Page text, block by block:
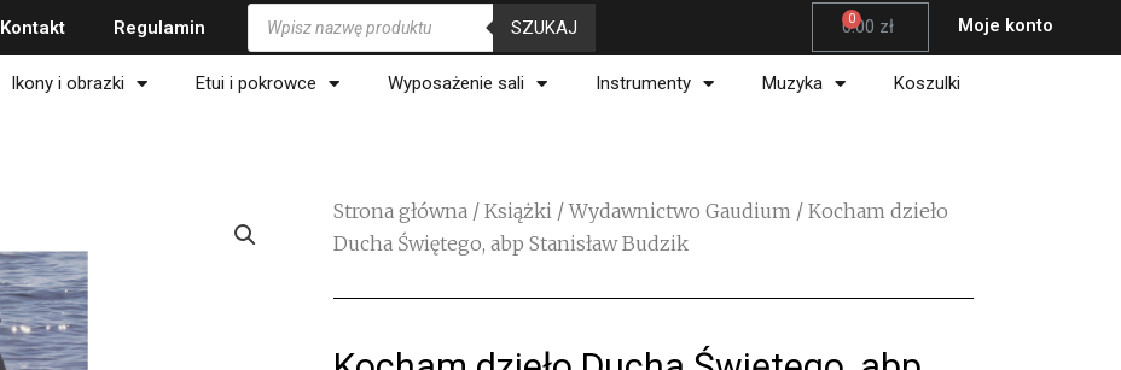
Kontakt Regulamin
Wyszukiwarka
produktów
SZUKAJ 0.00 zł
Wózek Moje konto
Ikony i obrazki Etui i pokrowce Wyposażenie sali Instrumenty Muzyka Koszulki
Strona główna / Książki /Wydawnictwo Gaudium / Kocham dzieło
Ducha Świętego, abp Stanisław Budzik